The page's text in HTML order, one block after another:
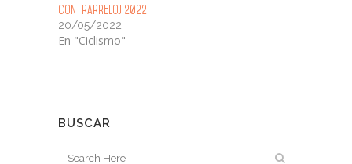
Contrarreloj 2022
20/05/2022
En "Ciclismo"
BUSCAR